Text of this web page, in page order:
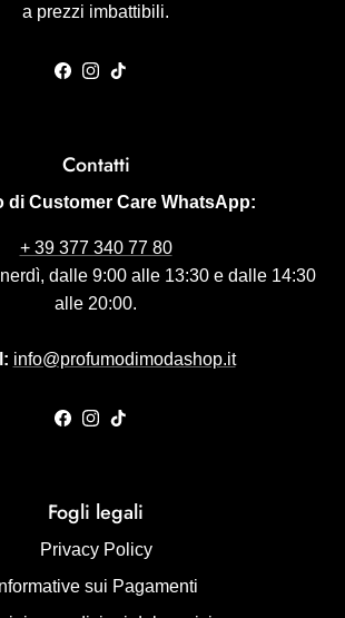
a prezzi imbattibili.
Facebook
Instagram
TikTok
Contatti
di Customer Care WhatsApp:
+ 39 377 340 77 80
dalle 9:00 alle 13:30 e dalle 14:30
alle 20:00.
info@profumodimodashop.it
Facebook
Instagram
TikTok
Fogli legali
Privacy Policy
Informative sui Pagamenti